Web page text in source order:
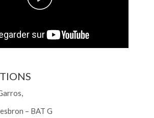
Play
Video
– BAT G